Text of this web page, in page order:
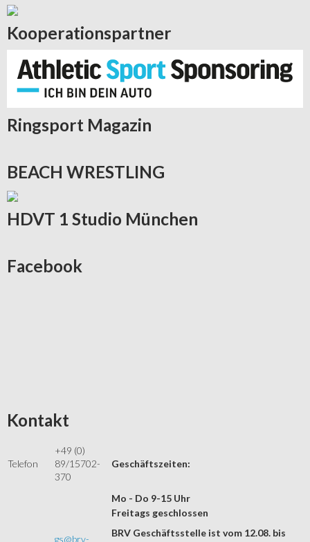
Kooperationspartner
Ringsport Magazin
BEACH WRESTLING
HDVT 1 Studio München
Facebook
Kontakt
Telefon
+49 (0)
89/15702-
370
Geschäftszeiten:
Mo - Do 9-15 Uhr
gs@brv-
Freitags geschlossen
BRV Geschäftsstelle ist vom 12.08. bis